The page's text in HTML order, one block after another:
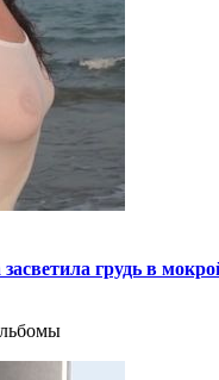
грудь в